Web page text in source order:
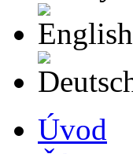
Úvod